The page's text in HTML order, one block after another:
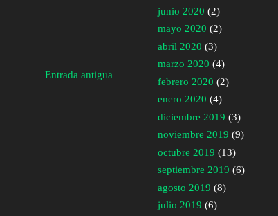
Entrada antigua
junio 2020 (2)
mayo 2020 (2)
abril 2020 (3)
marzo 2020 (4)
febrero 2020 (2)
enero 2020 (4)
diciembre 2019 (3)
noviembre 2019 (9)
octubre 2019 (13)
septiembre 2019 (6)
agosto 2019 (8)
julio 2019 (6)